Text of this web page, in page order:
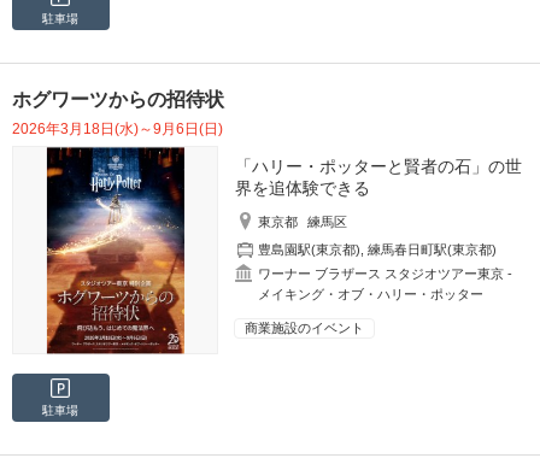
駐車場
ホグワーツからの招待状
2026年3月18日(水)～9月6日(日)
「ハリー・ポッターと賢者の石」の世
界を追体験できる
東京都
練馬区
豊島園駅(東京都) ,練馬春日町駅(東京都)
ワーナー ブラザース スタジオツアー東京 ‐
メイキング・オブ・ハリー・ポッター
商業施設のイベント
駐車場